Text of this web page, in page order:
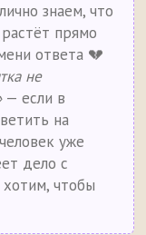
знаем, что
прямо
ответа 💔
не
— если в
на
уже
дело с
чтобы